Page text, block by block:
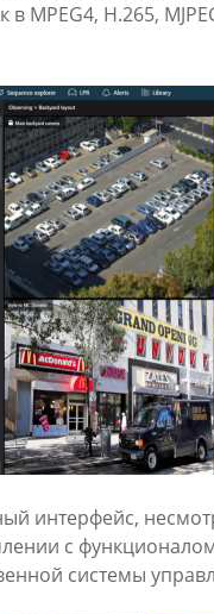
в MPEG4, H.265,
интерфейс,
с
системы